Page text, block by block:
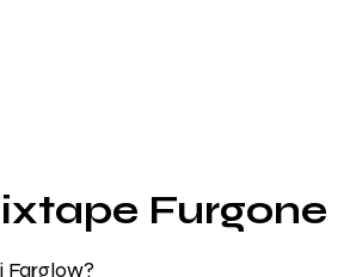
Furgone
Farglow?